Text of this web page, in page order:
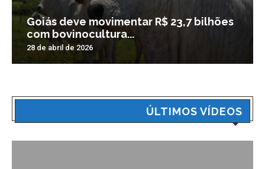
Goiás deve movimentar R$ 23,7 bilhões
com bovinocultura...
28 de abril de 2026
ÚLTIMOS VÍDEOS